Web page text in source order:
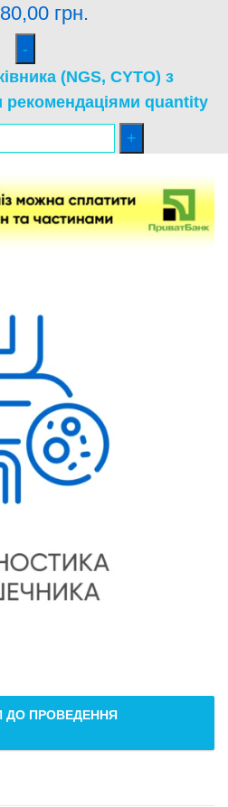
грн.
(NGS, CYTO) з
рекомендаціями quantity
ДО ПРОВЕДЕННЯ